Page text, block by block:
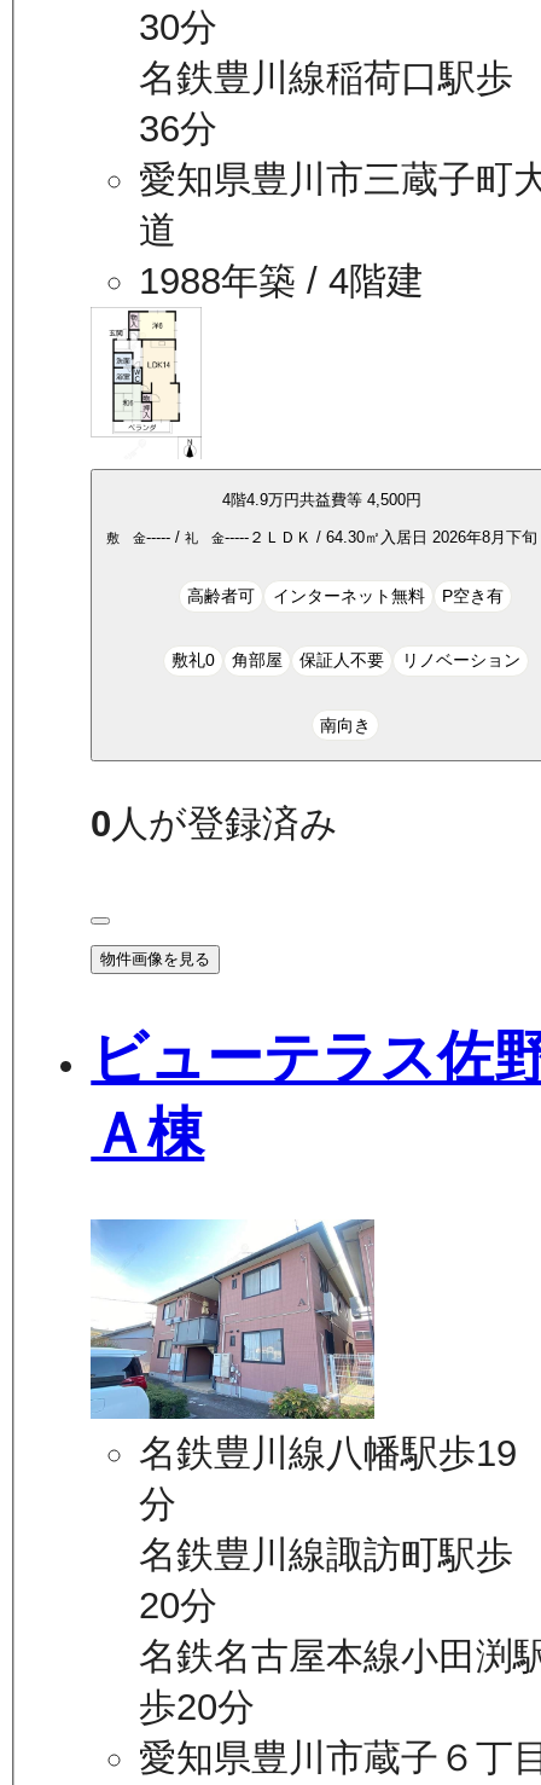
30分
名鉄豊川線稲荷口駅歩
36分
愛知県豊川市三蔵子町
道
1988年築 / 4階建
4階4.9万円共益費等 4,500円
敷 金-----/ 礼 金-----２ＬＤＫ / 64.30㎡ 入居日 2026年8月下旬
高齢者可 インターネット無料 P空き有
敷礼0 角部屋 保証人不要 リノベーション
南向き
0 人が登録済み
物件画像を見る
ビューテラス佐
Ａ棟
名鉄豊川線八幡駅歩19
分
名鉄豊川線諏訪町駅歩
20分
名鉄名古屋本線小田渕
歩20分
愛知県豊川市蔵子６丁